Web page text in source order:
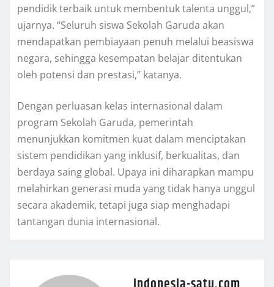
pendidik terbaik untuk membentuk talenta unggul,”
ujarnya. “Seluruh siswa Sekolah Garuda akan
mendapatkan pembiayaan penuh melalui beasiswa
negara, sehingga kesempatan belajar ditentukan
oleh potensi dan prestasi,” katanya.
Dengan perluasan kelas internasional dalam
program Sekolah Garuda, pemerintah
menunjukkan komitmen kuat dalam menciptakan
sistem pendidikan yang inklusif, berkualitas, dan
berdaya saing global. Upaya ini diharapkan mampu
melahirkan generasi muda yang tidak hanya unggul
secara akademik, tetapi juga siap menghadapi
tantangan dunia internasional.